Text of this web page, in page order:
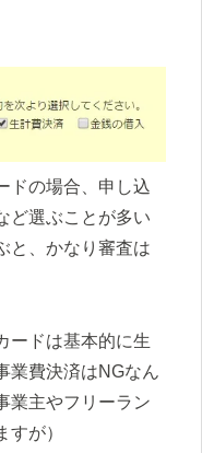
ドの場合、申し込
ど選ぶことが多い
と、かなり審査は
ードは基本的に生
業費決済はNGなん
業主やフリーラン
が）